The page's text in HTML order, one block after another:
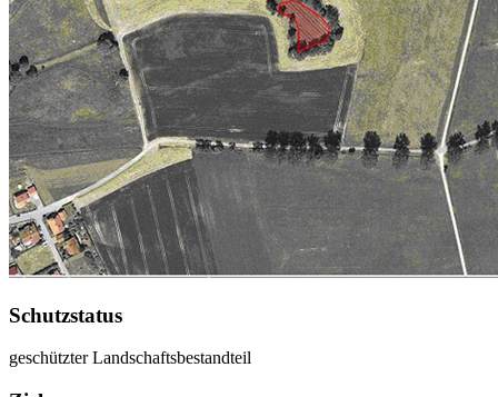
Schutzstatus
geschützter Landschaftsbestandteil